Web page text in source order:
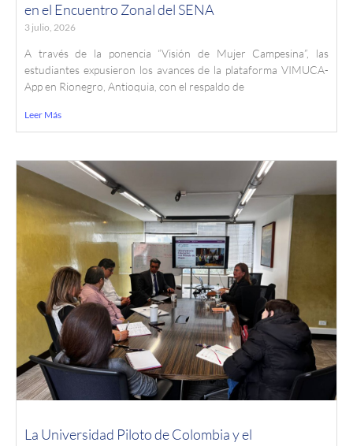
en el Encuentro Zonal del SENA
3 julio, 2026
A través de la ponencia “Visión de Mujer Campesina”, las
estudiantes expusieron los avances de la plataforma VIMUCA-
App en Rionegro, Antioquia, con el respaldo de
Leer Más
La Universidad Piloto de Colombia y el